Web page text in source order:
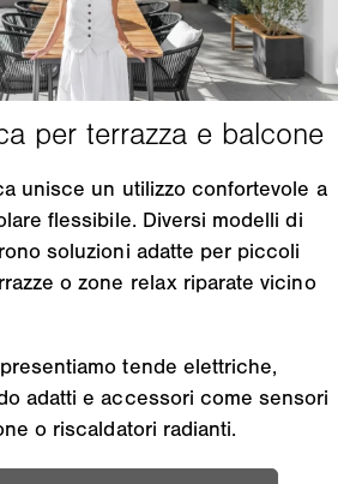
unisce un utilizzo confortevole a
flessibile. Diversi modelli di
soluzioni adatte per piccoli
o zone relax riparate vicino
tende elettriche,
adatti e accessori come sensori
o riscaldatori radianti.